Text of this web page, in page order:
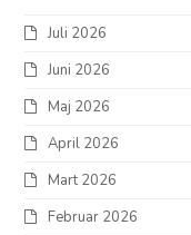
Juli 2026
Juni 2026
Maj 2026
April 2026
Mart 2026
Februar 2026